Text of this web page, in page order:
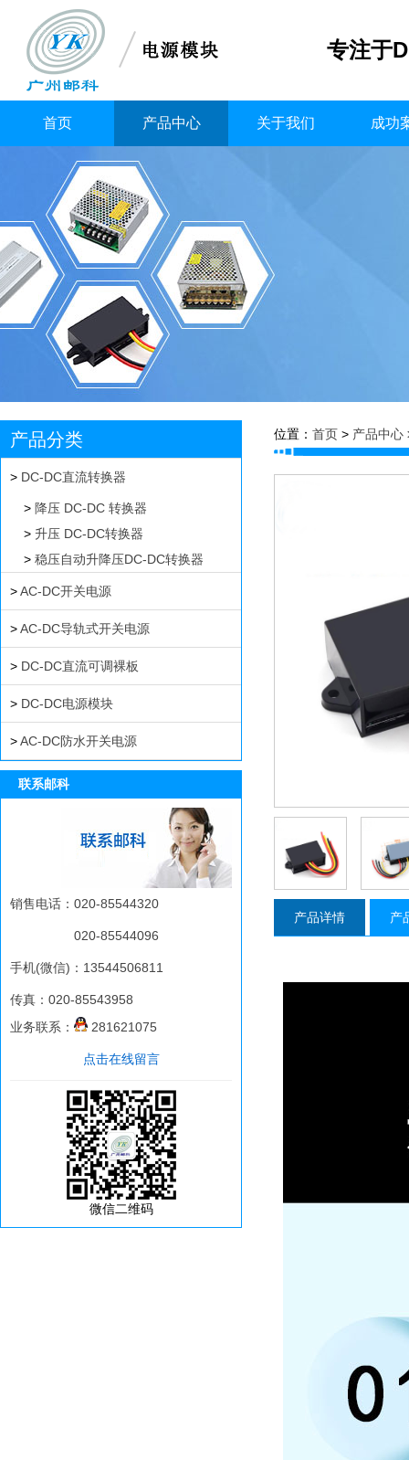
专注于
首页 产品中心 关于我们 成功
产品分类
> DC-DC直流转换器
> 降压 DC-DC 转换器
> 升压 DC-DC转换器
> 稳压自动升降压DC-DC转换器
>AC-DC开关电源
>AC-DC导轨式开关电源
> DC-DC直流可调裸板
> DC-DC电源模块
>AC-DC防水开关电源
联系邮科
销售电话：020-85544320
020-85544096
手机(微信)：13544506811
传真：020-85543958
业务联系：
281621075
点击在线留言
微信二维码
位置： 首页 > 产品中心
产品详情 产